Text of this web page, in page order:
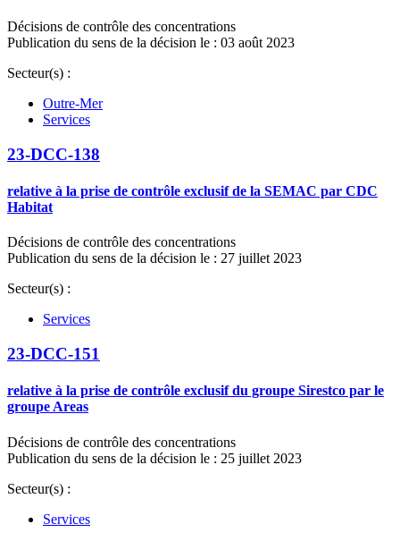
Décisions de contrôle des concentrations
Publication du sens de la décision le : 03 août 2023
Secteur(s) :
Outre-Mer
Services
23-DCC-138
relative à la prise de contrôle exclusif de la SEMAC par CDC
Habitat
Décisions de contrôle des concentrations
Publication du sens de la décision le : 27 juillet 2023
Secteur(s) :
Services
23-DCC-151
relative à la prise de contrôle exclusif du groupe Sirestco par le
groupe Areas
Décisions de contrôle des concentrations
Publication du sens de la décision le : 25 juillet 2023
Secteur(s) :
Services